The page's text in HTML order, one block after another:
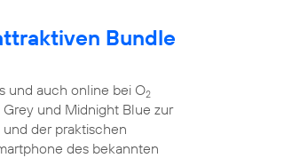
Bundle
und auch online bei O2
und Midnight Blue zur
der praktischen
des bekannten